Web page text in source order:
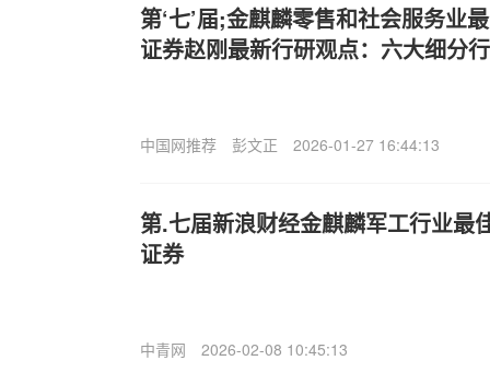
第‘七’届;金麒麟零售和社会服务业
证券赵刚最新行研观点：六大细分
中国网推荐 彭文正 2026-01-27 16:44:13
第.七届新浪财经金麒麟军工行业最
证券
中青网 2026-02-08 10:45:13